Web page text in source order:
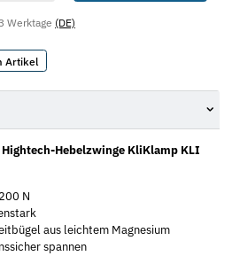
Werktage (DE)
Artikel
Hightech-Hebelzwinge KliKlamp KLI
N
aus leichtem Magnesium
spannen